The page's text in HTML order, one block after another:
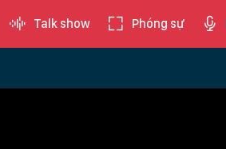
Talk show Phóng sự